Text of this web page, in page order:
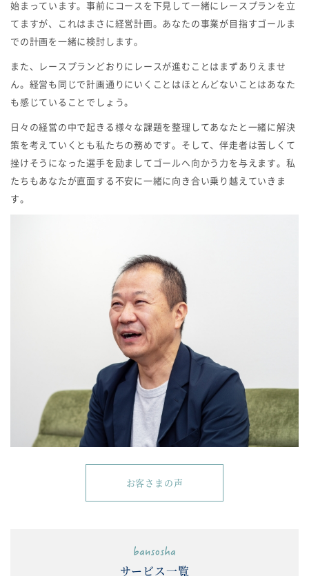
始まっています。事前にコースを下見して一緒にレースプランを立
てますが、これはまさに経営計画。あなたの事業が目指すゴールま
での計画を一緒に検討します。
また、レースプランどおりにレースが進むことはまずありえませ
ん。経営も同じで計画通りにいくことはほとんどないことはあなた
も感じていることでしょう。
日々の経営の中で起きる様々な課題を整理してあなたと一緒に解決
策を考えていくとも私たちの務めです。そして、伴走者は苦しくて
挫けそうになった選手を励ましてゴールへ向かう力を与えます。私
たちもあなたが直面する不安に一緒に向き合い乗り越えていきま
す。
お客さまの声
サービス一覧